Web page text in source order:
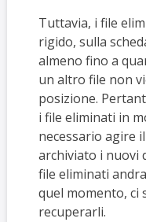
Tuttavia, i file
rigido, sulla
almeno fino a
un altro file non
posizione.
i file eliminati in
necessario agire
archiviato i nuovi
file eliminati
quel momento, ci
recuperarli.